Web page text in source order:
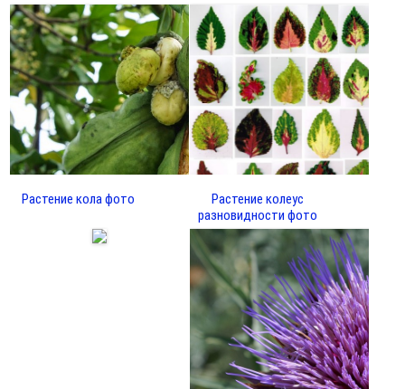
Растение кола фото
Растение колеус
разновидности фото